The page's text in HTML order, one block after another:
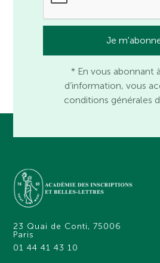
* En vous abonnant
d’information, vous
conditions générales
23 Quai de Conti, 75006
Paris
01 44 41 43 10